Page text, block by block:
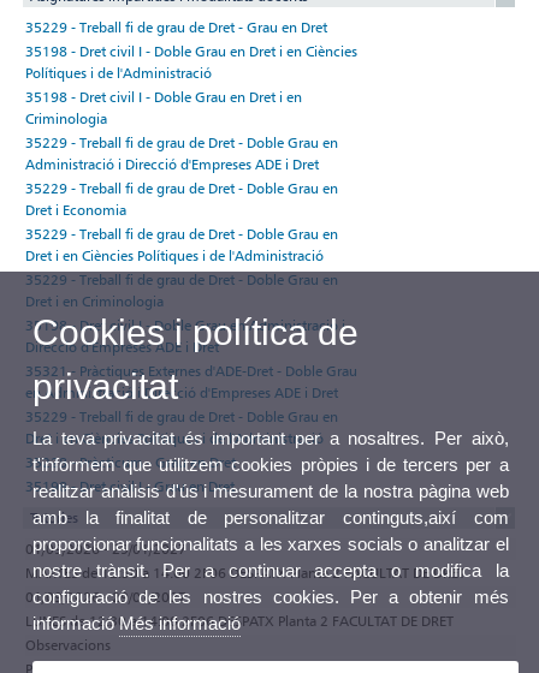
35229 - Treball fi de grau de Dret - Grau en Dret
35198 - Dret civil I - Doble Grau en Dret i en Ciències
Polítiques i de l'Administració
35198 - Dret civil I - Doble Grau en Dret i en
Criminologia
35229 - Treball fi de grau de Dret - Doble Grau en
Administració i Direcció d'Empreses ADE i Dret
35229 - Treball fi de grau de Dret - Doble Grau en
Dret i Economia
35229 - Treball fi de grau de Dret - Doble Grau en
Dret i en Ciències Polítiques i de l'Administració
35229 - Treball fi de grau de Dret - Doble Grau en
Dret i en Criminologia
35198 - Dret civil I - Doble Grau en Administració i
Direcció d'Empreses ADE i Dret
35321 - Pràctiques Externes d'ADE-Dret - Doble Grau
en Administració i Direcció d'Empreses ADE i Dret
35229 - Treball fi de grau de Dret - Doble Grau en
Dret i en Ciències Polítiques i de l'Administració
35228 - Pràcticum - Grau en Dret
35198 - Dret civil I - Grau en Dret
Tutories
01/09/2026 - 29/01/2027
MARTES de 12:30 a 14:00 2F06 DESPATX Planta 2 FACULTAT DE DRET
01/09/2026 - 29/01/2027
LUNES de 12:30 a 14:00 2F06 DESPATX Planta 2 FACULTAT DE DRET
Observacions
Participa en el programa de tutories electròniques de la Universitat de
Cookies i política de
privacitat
La teva privacitat és important per a nosaltres. Per això,
t'informem que utilitzem cookies pròpies i de tercers per a
realitzar anàlisis d'ús i mesurament de la nostra pàgina web
amb la finalitat de personalitzar continguts,així com
proporcionar funcionalitats a les xarxes socials o analitzar el
nostre trànsit. Per a continuar accepta o modifica la
configuració de les nostres cookies. Per a obtenir més
informacióMés informació